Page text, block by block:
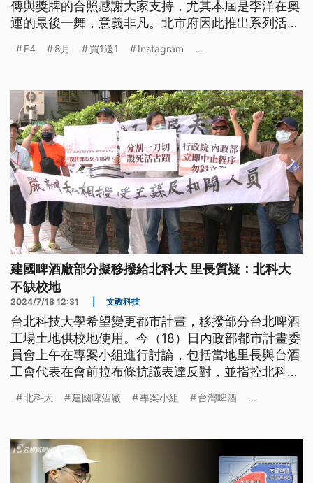
傳與獎牌的合照感謝大家支持，尤其本屆是李洋在奧
運的最後一舞，意義非凡。北市府因此推出系列活
場免費，和台北市立動物園「羚羊」合照，可以換限
F4 8月 買1送1 Instagram ...
建國啤酒廠部分擬移撥給北科大 里長質疑：北科大
不缺校地
2024/7/18 12:31 文教科技
台北科技大學希望變更都市計畫，移撥部分台北啤酒
工場土地供校地使用。今（18）日內政部都市計畫委
員會上午在專案小組進行討論，包括當地里長與台酒
工會代表在會前拉布條抗議表達反對，並指控北科大
是不實指控。
北科大 建國啤酒廠 專案小組 台灣啤酒 ...